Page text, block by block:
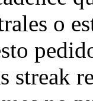
o
streak